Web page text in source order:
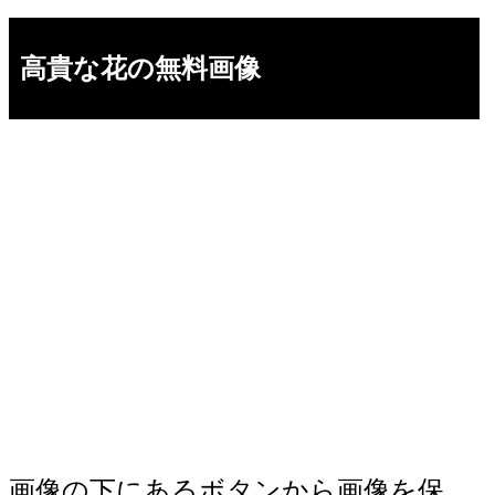
高貴な花の無料画像